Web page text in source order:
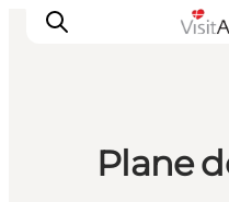
Sehen und
Plane